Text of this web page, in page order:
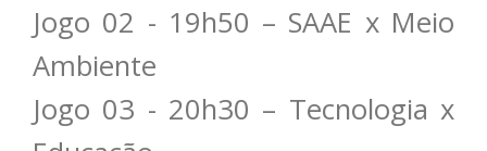
Jogo 02 - 19h50 – SAAE x Meio
Ambiente
Jogo 03 - 20h30 – Tecnologia x